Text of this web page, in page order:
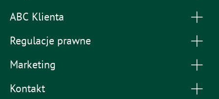
ABC Klienta
Regulacje prawne
Marketing
Kontakt